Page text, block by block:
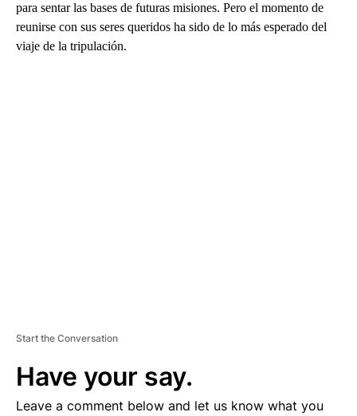
para sentar las bases de futuras misiones. Pero el momento de
reunirse con sus seres queridos ha sido de lo más esperado del
viaje de la tripulación.
Start the Conversation
Have your say.
Leave a comment below and let us know what you